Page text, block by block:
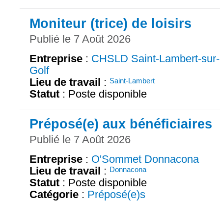
Moniteur (trice) de loisirs
Publié le 7 Août 2026
Entreprise : CHSLD Saint-Lambert-
Golf
Lieu de travail : Saint-Lambert
Statut : Poste disponible
Préposé(e) aux bénéficiaires
Publié le 7 Août 2026
Entreprise : O'Sommet Donnacona
Lieu de travail : Donnacona
Statut : Poste disponible
Catégorie : Préposé(e)s